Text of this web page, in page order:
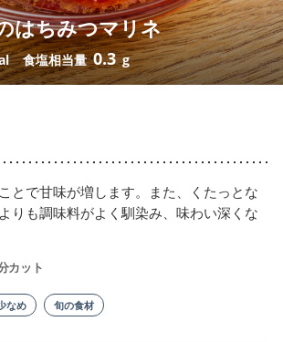
はちみつマリネ
食塩相当量0.3 g
とで甘味が増します。また、くたっとな
りも調味料がよく馴染み、味わい深くな
カット
なめ 旬の食材